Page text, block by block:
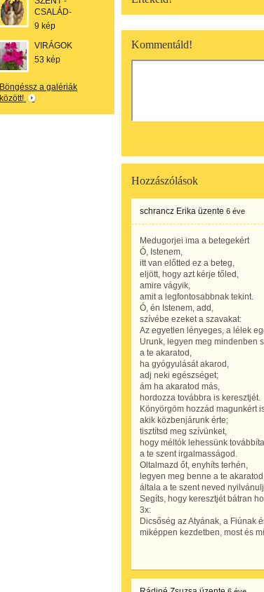
CSALÁD-
9 kép
VIRÁGOK
53 kép
Böngéssz a galériák
között!
Kommentáld!
Hozzászólások
schrancz Erika üzente 6 éve
Medugorjei ima a betegekért
Ó, Istenem,
itt van előtted ez a beteg,
eljött, hogy azt kérje tőled,
amire vágyik,
amit a legfontosabbnak tekint.
Ó, én Istenem, add,
szívébe ezeket a szavakat:
Az egyetlen lényeges, a lélek
Urunk, legyen meg mindenben
a te akaratod,
ha gyógyulását akarod,
adj neki egészséget;
ám ha akaratod más,
hordozza továbbra is keresztjét.
Könyörgöm hozzád magunkért
akik közbenjárunk érte;
tisztítsd meg szívünket,
hogy méltók lehessünk
a te szent irgalmasságod.
Oltalmazd őt, enyhíts terhén,
legyen meg benne a te
általa a te szent neved
Segíts, hogy keresztjét bátran
3x:
Dicsőség az Atyának, a Fiúnak
miképpen kezdetben, most és